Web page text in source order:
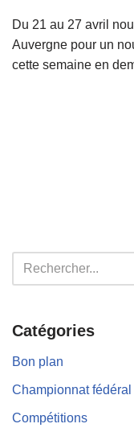
Du 21 au 27 avril
Auvergne pour un
cette semaine en
Catégories
Bon plan
Championnat fédéral
Compétitions